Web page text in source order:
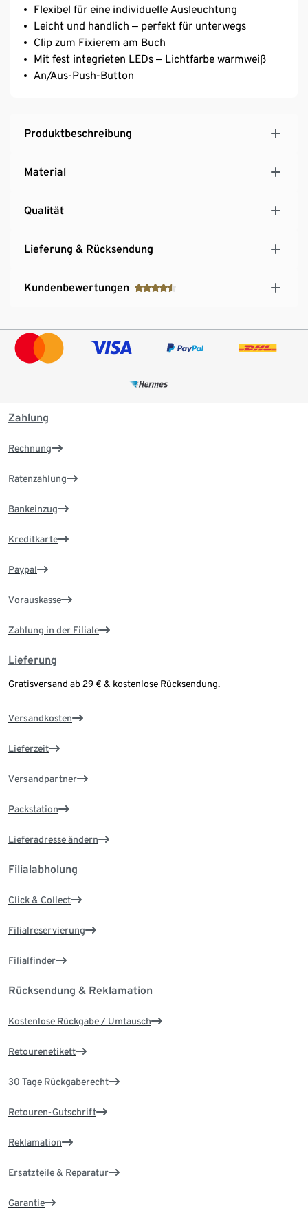
Flexibel für eine individuelle Ausleuchtung
Leicht und handlich ‒ perfekt für unterwegs
Clip zum Fixierem am Buch
Mit fest integrieten LEDs ‒ Lichtfarbe warmweiß
An/Aus-Push-Button
Produktbeschreibung
Material
Qualität
Lieferung & Rücksendung
Kundenbewertungen
Zahlung
Rechnung
Ratenzahlung
Bankeinzug
Kreditkarte
Paypal
Vorauskasse
Zahlung in der Filiale
Lieferung
Gratisversand ab 29 € & kostenlose Rücksendung.
Versandkosten
Lieferzeit
Versandpartner
Packstation
Lieferadresse ändern
Filialabholung
Click & Collect
Filialreservierung
Filialfinder
Rücksendung & Reklamation
Kostenlose Rückgabe / Umtausch
Retourenetikett
30 Tage Rückgaberecht
Retouren-Gutschrift
Reklamation
Ersatzteile & Reparatur
Garantie